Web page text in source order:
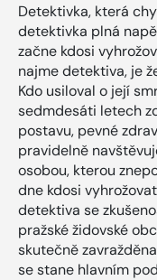
Detektivka, která
detektivka plná
začne kdosi
najme detektiva, je
Kdo usiloval o její
sedmdesáti letech
postavu, pevné
pravidelně
osobou, kterou
dne kdosi
detektiva se
pražské židovské
skutečně
se stane hlavním